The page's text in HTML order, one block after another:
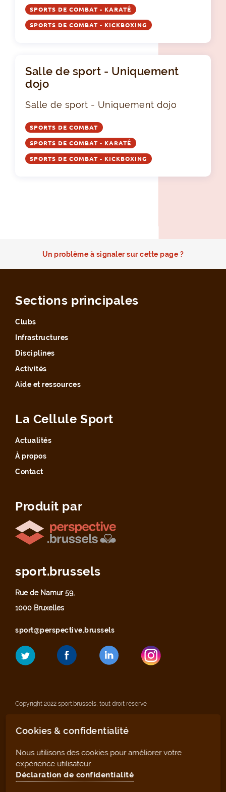
SPORTS DE COMBAT - KARATÉ
SPORTS DE COMBAT - KICKBOXING
Salle de sport - Uniquement
dojo
Salle de sport - Uniquement dojo
SPORTS DE COMBAT
SPORTS DE COMBAT - KARATÉ
SPORTS DE COMBAT - KICKBOXING
Un problème à signaler sur cette page ?
Sections principales
Clubs
Infrastructures
Disciplines
Activités
Aide et ressources
La Cellule Sport
Actualités
À propos
Contact
Produit par
sport.brussels
Rue de Namur 59,
1000 Bruxelles
sport@perspective.brussels
Copyright 2022 sport.brussels, tout droit réservé
Mentions légales
Déclaration de confidentialité
Plan du site
Cookies & confidentialité
Nous utilisons des cookies pour améliorer votre
expérience utilisateur.
Déclaration de confidentialité